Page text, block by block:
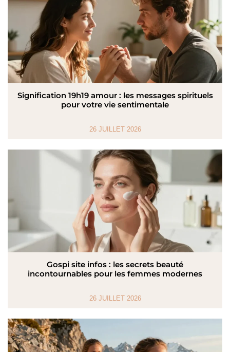
Signification 19h19 amour : les messages spirituels
pour votre vie sentimentale
26 JUILLET 2026
Gospi site infos : les secrets beauté
incontournables pour les femmes modernes
26 JUILLET 2026